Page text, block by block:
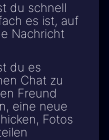
du schnell
es ist, auf
Nachricht
du es
Chat zu
Freund
eine neue
Fotos